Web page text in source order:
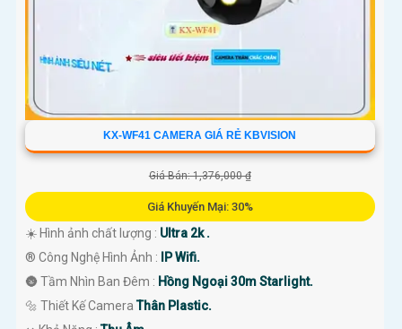
KX-WF41 CAMERA GIÁ RẺ KBVISION
Giá Bán: 1,376,000 ₫
Giá Khuyến Mại: 30%
☀️ Hình ảnh chất lượng : Ultra 2k .
®️ Công Nghệ Hình Ảnh :
IP Wifi.
🌚 Tầm Nhìn Ban Đêm : Hồng Ngoại 30m Starlight.
🔩 Thiết Kế CameraThân Plastic.